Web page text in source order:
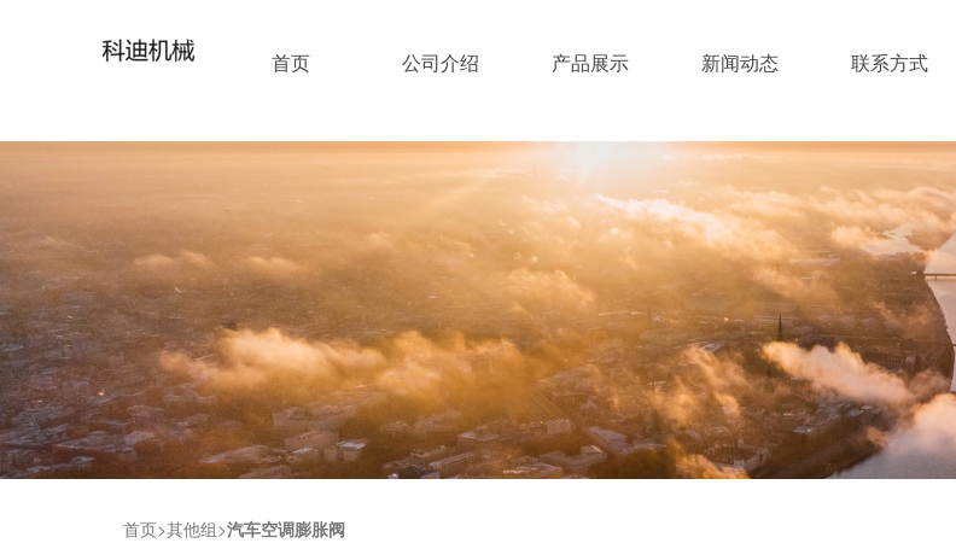
首页 公司介绍 产品展示 新闻动态 联系方式
首页 其他组 汽车空调膨胀阀